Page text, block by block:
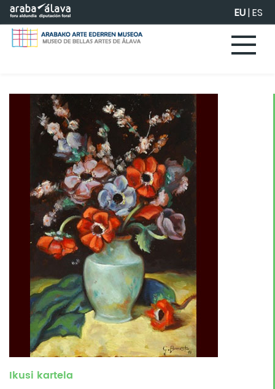
Eduki nagusira joan EU|ES
Ikusi kartela